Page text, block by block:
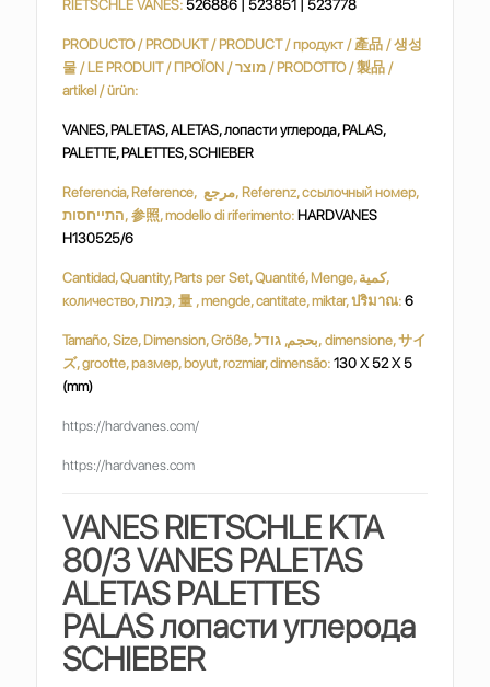
RIETSCHLE VANES: 526886 | 523851 | 523778
PRODUCTO / PRODUKT / PRODUCT / продукт / 產品 / 생성
물 / LE PRODUIT / ΠΡΟΪΟΝ / מוצר / PRODOTTO / 製品 /
artikel / ürün:
VANES, PALETAS, ALETAS, лопасти углерода, PALAS,
PALETTE, PALETTES, SCHIEBER
Referencia, Reference, مرجع, Referenz, ссылочный номер,
התייחסות, 参照, modello di riferimento: HARDVANES
H130525/6
Cantidad, Quantity, Parts per Set, Quantité, Menge, كمية,
количество, כַּמוּת, 量 , mengde, cantitate, miktar, ปริมาณ: 6
Tamaño, Size, Dimension, Größe, بحجم, גודל, dimensione, サイ
ズ, grootte, размер, boyut, rozmiar, dimensão:130 X 52 X 5
(mm)
https://hardvanes.com/
https://hardvanes.com
VANES RIETSCHLE KTA
80/3 VANES PALETAS
ALETAS PALETTES
PALASлопасти углерода
SCHIEBER